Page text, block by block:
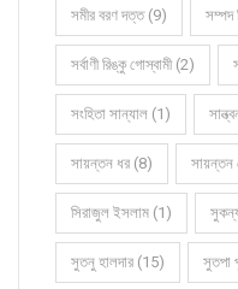
সমীর বরণ দত্ত (9) সম্পদ
সর্বাণী রিঙ্কু গোস্বামী (2)
সংহিতা সান্যাল (1)
সায়ন্তন ধর (8) সায়ন্তন
সিরাজুল ইসলাম (1)
সুতনু হালদার (15) সুতপা